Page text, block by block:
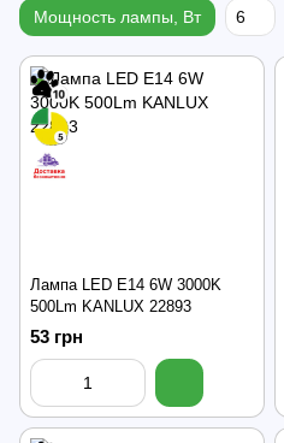
Мощность лампы, Вт 6
Лампа LED Е14 6W 3000K
500Lm KANLUX 22893
53 грн